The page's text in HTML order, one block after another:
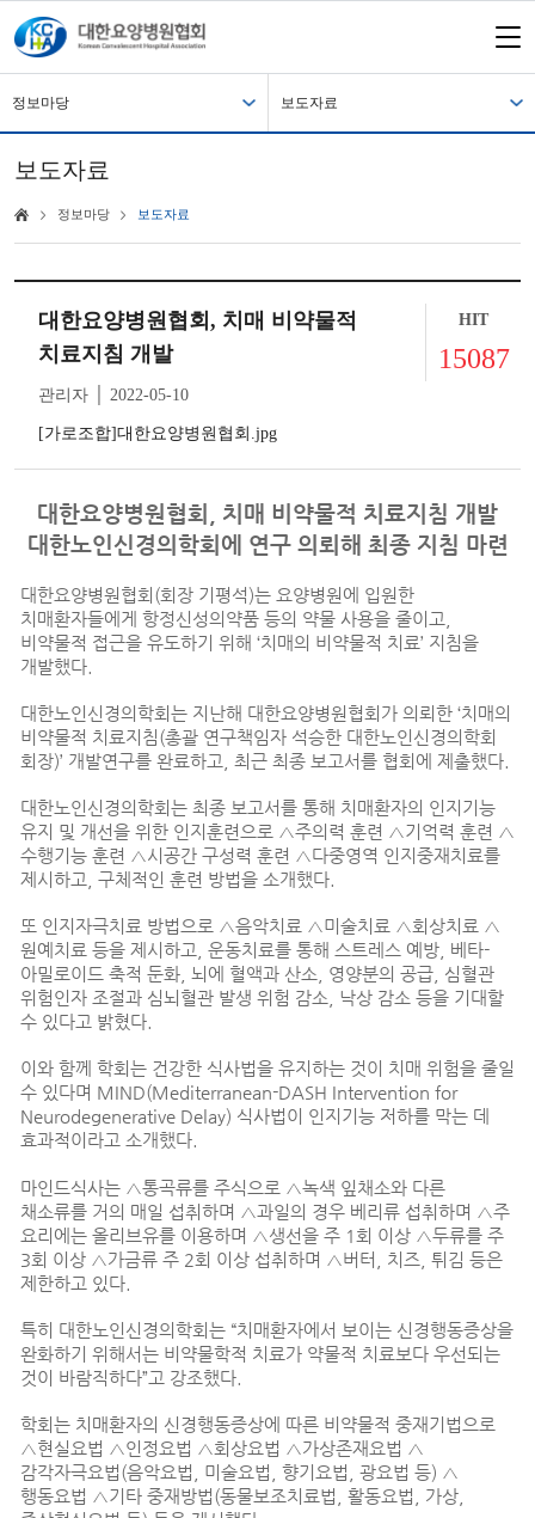
정보마당 보도자료
보도자료
정보마당 보도자료
대한요양병원협회, 치매 비약물적
치료지침 개발
관리자 │ 2022-05-10
[가로조합]대한요양병원협회.jpg
HIT
15087
대한요양병원협회, 치매 비약물적 치료지침 개발
대한노인신경의학회에 연구 의뢰해 최종 지침 마련
대한요양병원협회(회장 기평석)는 요양병원에 입원한
치매환자들에게 항정신성의약품 등의 약물 사용을 줄이고,
비약물적 접근을 유도하기 위해 ‘치매의 비약물적 치료’ 지침을
개발했다.
대한노인신경의학회는 지난해 대한요양병원협회가 의뢰한 ‘치매의
비약물적 치료지침(총괄 연구책임자 석승한 대한노인신경의학회
회장)’ 개발연구를 완료하고, 최근 최종 보고서를 협회에 제출했다.
대한노인신경의학회는 최종 보고서를 통해 치매환자의 인지기능
유지 및 개선을 위한 인지훈련으로 △주의력 훈련 △기억력 훈련 △
수행기능 훈련 △시공간 구성력 훈련 △다중영역 인지중재치료를
제시하고, 구체적인 훈련 방법을 소개했다.
또 인지자극치료 방법으로 △음악치료 △미술치료 △회상치료 △
원예치료 등을 제시하고, 운동치료를 통해 스트레스 예방, 베타-
아밀로이드 축적 둔화, 뇌에 혈액과 산소, 영양분의 공급, 심혈관
위험인자 조절과 심뇌혈관 발생 위험 감소, 낙상 감소 등을 기대할
수 있다고 밝혔다.
이와 함께 학회는 건강한 식사법을 유지하는 것이 치매 위험을 줄일
수 있다며 MIND(Mediterranean-DASH Intervention for
Neurodegenerative Delay) 식사법이 인지기능 저하를 막는 데
효과적이라고 소개했다.
마인드식사는 △통곡류를 주식으로 △녹색 잎채소와 다른
채소류를 거의 매일 섭취하며 △과일의 경우 베리류 섭취하며 △주
요리에는 올리브유를 이용하며 △생선을 주 1회 이상 △두류를 주
3회 이상 △가금류 주 2회 이상 섭취하며 △버터, 치즈, 튀김 등은
제한하고 있다.
특히 대한노인신경의학회는 “치매환자에서 보이는 신경행동증상을
완화하기 위해서는 비약물학적 치료가 약물적 치료보다 우선되는
것이 바람직하다”고 강조했다.
학회는 치매환자의 신경행동증상에 따른 비약물적 중재기법으로
△현실요법 △인정요법 △회상요법 △가상존재요법 △
감각자극요법(음악요법, 미술요법, 향기요법, 광요법 등) △
행동요법 △기타 중재방법(동물보조치료법, 활동요법, 가상,